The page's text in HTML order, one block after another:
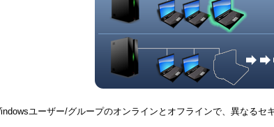
ユーザー/グループのオンラインとオフラインで、異なるセ